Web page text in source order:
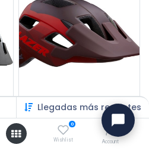
Llegadas más recientes
0
Wishlist Account
Lazer Casco Chiru Matte
$ 93.336,38 109.807,50